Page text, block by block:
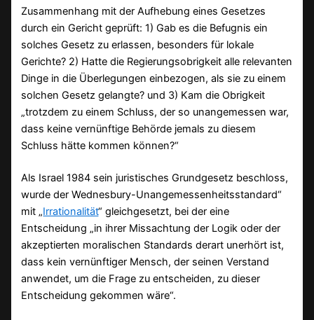
Zusammenhang mit der Aufhebung eines Gesetzes
durch ein Gericht geprüft: 1) Gab es die Befugnis ein
solches Gesetz zu erlassen, besonders für lokale
Gerichte? 2) Hatte die Regierungsobrigkeit alle relevanten
Dinge in die Überlegungen einbezogen, als sie zu einem
solchen Gesetz gelangte? und 3) Kam die Obrigkeit
„trotzdem zu einem Schluss, der so unangemessen war,
dass keine vernünftige Behörde jemals zu diesem
Schluss hätte kommen können?“
Als Israel 1984 sein juristisches Grundgesetz beschloss,
wurde der Wednesbury-Unangemessenheitsstandard“
mit „Irrationalität“ gleichgesetzt, bei der eine
Entscheidung „in ihrer Missachtung der Logik oder der
akzeptierten moralischen Standards derart unerhört ist,
dass kein vernünftiger Mensch, der seinen Verstand
anwendet, um die Frage zu entscheiden, zu dieser
Entscheidung gekommen wäre“.